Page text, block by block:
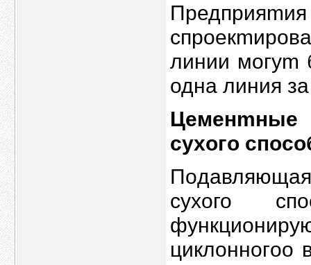
линии могуm
одна линия
сyxогo
cyхого
циклонногoо